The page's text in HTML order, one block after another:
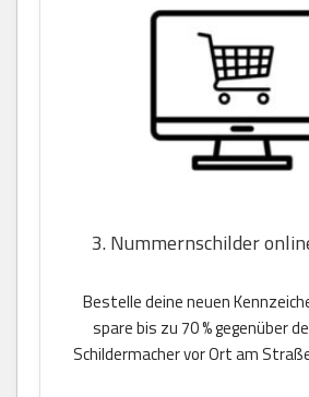
3. Nummernschilder
Bestelle deine neuen
spare bis zu 70 % gegenüber
Schildermacher vor Ort am